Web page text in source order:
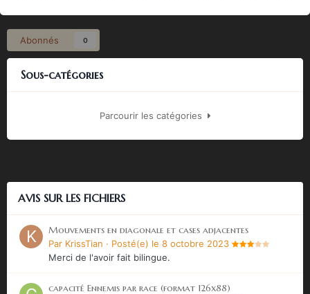
Abonnés 0
Sous-catégories
Parcourir les catégories
AVIS SUR LES FICHIERS
Mouvements en diagonale et cases adjacentes
Par KrissTian · Posté(e) le 8 octobre 2023
Merci de l'avoir fait bilingue.
capacité Ennemis par race (format 126x88)